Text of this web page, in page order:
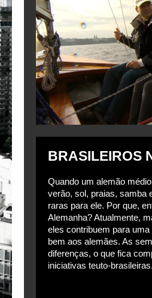
BRASILEIROS
Quando um alemão
verão, sol, praias, samba
raras para ele. Por que,
Alemanha? Atualmente,
eles contribuem para
bem aos alemães. As
diferenças, o que fica
iniciativas teuto-brasileiras.